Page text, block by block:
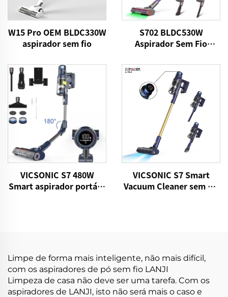
W15 Pro OEM BLDC330W
aspirador sem fio
S702 BLDC530W
Aspirador Sem Fio
VICSONIC S7 480W
Smart aspirador portátil
VICSONIC S7 Smart
Vacuum Cleaner sem fio
Limpe de forma mais inteligente, não mais difícil,
com os aspiradores de pó sem fio LANJI
Limpeza de casa não deve ser uma tarefa. Com os
aspiradores de LANJI, isto não será mais o caso e